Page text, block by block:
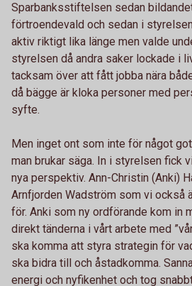
Sparbanksstiftelsen sedan
förtroendevald och sedan i
aktiv riktigt lika länge men valde
styrelsen då andra saker lockade i
tacksam över att fått jobba nära
då bägge är kloka personer med
syfte.
Men inget ont som inte för något
man brukar säga. In i styrelsen fick
nya perspektiv. Ann-Christin (Anki)
Arnfjorden Wadström som vi också
för. Anki som ny ordförande kom in
direkt tänderna i vårt arbete med
ska komma att styra strategin för
ska bidra till och åstadkomma.
energi och nyfikenhet och tog